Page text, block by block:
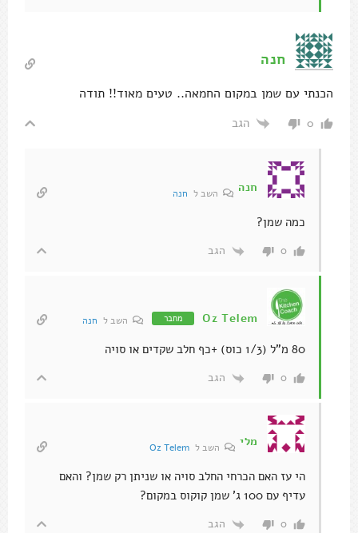
חנה
הכנתי עם שמן במקום החמאה.. טעים מאוד!! תודה
0 הגב
חנה השב ל חנה
כמה שמן?
0 הגב
Oz Telem מחבר השב ל חנה
80 מ"ל (1/3 כוס) +כף חלב שקדים או סויה
0 הגב
מלי השב לOz Telem
הי עז האם הכרחי החלב סויה או שניתן רק שמן? והאם
עדיף עם 100 ג' שמן קוקוס במקום?
0 הגב